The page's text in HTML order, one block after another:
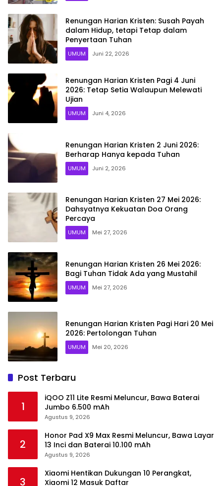
Renungan Harian Kristen: Susah Payah
dalam Hidup, tetapi Tetap dalam
Penyertaan Tuhan
UMUM Juni 22, 2026
Renungan Harian Kristen Pagi 4 Juni
2026: Tetap Setia Walaupun Melewati
Ujian
UMUM Juni 4, 2026
Renungan Harian Kristen 2 Juni 2026:
Berharap Hanya kepada Tuhan
UMUM Juni 2, 2026
Renungan Harian Kristen 27 Mei 2026:
Dahsyatnya Kekuatan Doa Orang
Percaya
UMUM Mei 27, 2026
Renungan Harian Kristen 26 Mei 2026:
Bagi Tuhan Tidak Ada yang Mustahil
UMUM Mei 27, 2026
Renungan Harian Kristen Pagi Hari 20 Mei
2026: Pertolongan Tuhan
UMUM Mei 20, 2026
Post Terbaru
1
iQOO Z11 Lite Resmi Meluncur, Bawa Baterai
Jumbo 6.500 mAh
Agustus 9, 2026
2
Honor Pad X9 Max Resmi Meluncur, Bawa Layar
13 Inci dan Baterai 10.100 mAh
Agustus 9, 2026
3
Xiaomi Hentikan Dukungan 10 Perangkat,
Xiaomi 12 Masuk Daftar